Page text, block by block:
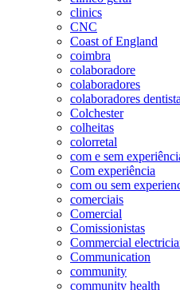
clinics
CNC
Coast of England
coimbra
colaboradore
colaboradores
colaboradores
Colchester
colheitas
colorretal
com e sem
Com experiência
com ou sem
comerciais
Comercial
Comissionistas
Commercial
Communication
community
community health